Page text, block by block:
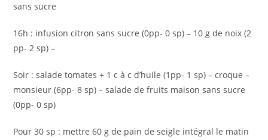
sans sucre
16h : infusion citron sans sucre (0pp- 0 sp) – 10 g de noix (2
pp- 2 sp) –
Soir : salade tomates + 1 c à c d’huile (1pp- 1 sp) – croque –
monsieur (6pp- 8 sp) – salade de fruits maison sans sucre
(0pp- 0 sp)
Pour 30 sp : mettre 60 g de pain de seigle intégral le matin